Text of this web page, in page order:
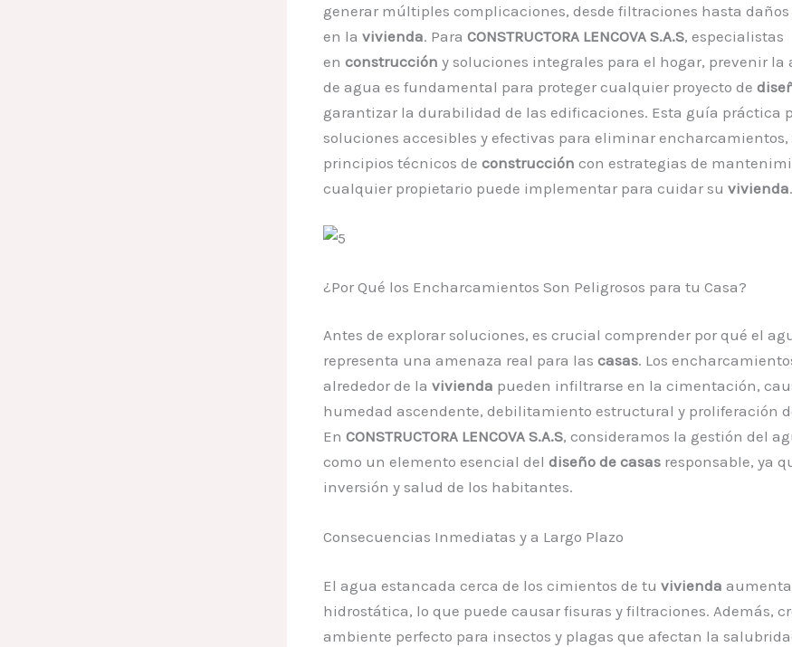
generar múltiples complicaciones, desde filtraciones hasta
en la vivienda. Para CONSTRUCTORA LENCOVA S.A.S, especialistas
en construcción y soluciones integrales para el hogar, prevenir
de agua es fundamental para proteger cualquier proyecto de
garantizar la durabilidad de las edificaciones. Esta guía práctica
soluciones accesibles y efectivas para eliminar
principios técnicos de construcción con estrategias de
cualquier propietario puede implementar para cuidar su vivienda.
¿Por Qué los Encharcamientos Son Peligrosos para tu Casa?
Antes de explorar soluciones, es crucial comprender por qué el
representa una amenaza real para las casas. Los
alrededor de la vivienda pueden infiltrarse en la cimentación,
humedad ascendente, debilitamiento estructural y proliferación
En CONSTRUCTORA LENCOVA S.A.S, consideramos la gestión del
como un elemento esencial del diseño de casas responsable, ya
inversión y salud de los habitantes.
Consecuencias Inmediatas y a Largo Plazo
El agua estancada cerca de los cimientos de tu vivienda
hidrostática, lo que puede causar fisuras y filtraciones. Además,
ambiente perfecto para insectos y plagas que afectan la